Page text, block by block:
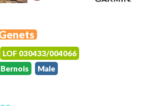
LOF 030433/004066
Male